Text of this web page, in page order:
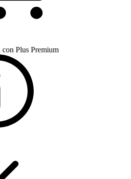
con Plus Premium